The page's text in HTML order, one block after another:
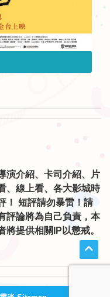
演介紹、卡司介紹、片
！ 短評請勿暴雷！請
評論將為自己負責，本
提供相關IP以懲戒。